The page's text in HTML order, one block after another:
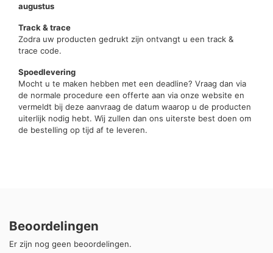
augustus
Track & trace
Zodra uw producten gedrukt zijn ontvangt u een track &
trace code.
Spoedlevering
Mocht u te maken hebben met een deadline? Vraag dan via
de normale procedure een offerte aan via onze website en
vermeldt bij deze aanvraag de datum waarop u de producten
uiterlijk nodig hebt. Wij zullen dan ons uiterste best doen om
de bestelling op tijd af te leveren.
Beoordelingen
Er zijn nog geen beoordelingen.